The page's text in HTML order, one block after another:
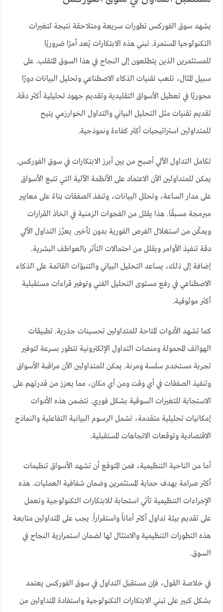
يشهد سوق الفوركس تطورات سريعة ومتلاحقة نتيجة لتغيرات
التكنولوجيا المستمرة. تبني هذه الابتكارات يُعد أمرًا ضروريًا
للمستثمرين الذين يتطلعون إلى النجاح في هذا السوق المتقلب. على
سبيل المثال، تلعب تقنيات الذكاء الاصطناعي وتحليل البيانات دورًا
محوريًا في تعطيل الأسواق التقليدية وتقديم جهود تحليلية أكثر دقة.
تقديم تقنيات مثل التحليل البياني والتداول الخوارزمي يتيح
للمتداولين استراتيجيات أكثر كفاءة ونموذجية.
تكامل التداول الآلي أصبح من بين أبرز الابتكارات في سوق الفوركس.
يمكن للمتداولين الآن الاعتماد على الأنظمة الآلية التي تتبع الأسواق
على مدار الساعة، وتحلل البيانات، وتنفذ الصفقات بناءً على معايير
مبرمجة مسبقًا. هذا يقلل من الفجوات الزمنية في اتخاذ القرارات
ويمكّن من استغلال الفرص الفورية بدون تأخير. يعزّز التداول الآلي
دقة تنفيذ الأوامر ويقلل من احتمالات التأثر بالعواطف البشرية.
إضافة إلى ذلك، يساعد التحليل البياني والتنبؤات القائمة على الذكاء
الاصطناعي في رفع مستوى التحليل الفني وتوفير قراءات مستقبلية
أكثر موثوقية.
كما تشهد الأدوات المتاحة للمتداولين تحسينات جذرية. تطبيقات
الهواتف المحمولة ومنصات التداول الإلكترونية تتطور بسرعة لتوفير
تجربة مستخدم سلسة ومرنة. يمكن للمتداولين الآن مراقبة الأسواق
وتنفيذ الصفقات في أي وقت ومن أي مكان، مما يعزز من قدرتهم على
الاستجابة للتغيرات السوقية بشكل فوري. تتضمن هذه الأدوات
إمكانيات تحليلية متقدمة، تشمل الرسوم البيانية التفاعلية والنماذج
الاقتصادية وتوقعات الاتجاهات المستقبلية.
أما من الناحية التنظيمية، فمن المتوقع أن تشهد الأسواق تنظيمات
أكثر صرامة بهدف حماية المستثمرين وضمان شفافية العمليات. هذه
الإجراءات التنظيمية تأتي استجابة للابتكارات التكنولوجية وتعمل
على تقديم بيئة تداول أكثر أماناً واستقراراً. يجب على المتداولين متابعة
هذه التطورات التنظيمية والامتثال لها لضمان استمرارية النجاح في
السوق.
في خلاصة القول، فإن مستقبل التداول في سوق الفوركس يعتمد
بشكل كبير على تبني الابتكارات التكنولوجية واستفادة المتداولين من